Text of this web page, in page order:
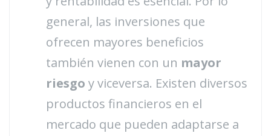
general, las inversiones que
ofrecen mayores beneficios
también vienen con un mayor
riesgo y viceversa. Existen diversos
productos financieros en el
mercado que pueden adaptarse a